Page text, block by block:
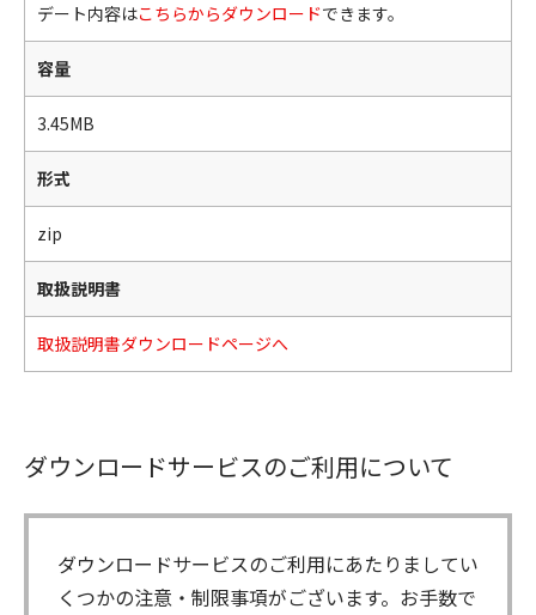
デート内容はこちらからダウンロードできます。
容量
3.45MB
形式
zip
取扱説明書
取扱説明書ダウンロードページへ
ダウンロードサービスのご利用について
ダウンロードサービスのご利用にあたりましてい
くつかの注意・制限事項がございます。お手数で